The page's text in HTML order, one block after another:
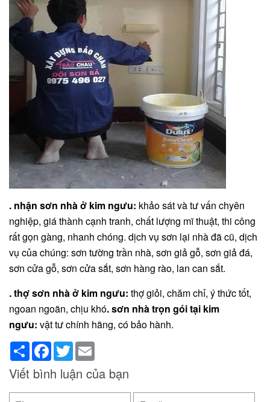
. nhận sơn nhà ở kim ngưu: khảo sát và tư vấn chyên
nghiệp, giá thành cạnh tranh, chất lượng mĩ thuật, thi công
rất gọn gàng, nhanh chóng. dịch vụ sơn lại nhà đã cũ, dịch
vụ của chúng: sơn tường trần nhà, sơn giả gỗ, sơn giả đá,
sơn cửa gỗ, sơn cửa sắt, sơn hàng rào, lan can sắt.
. thợ sơn nhà ở kim ngưu: thợ giỏi, chăm chỉ, ý thức tốt,
ngoan ngoãn, chịu khó. sơn nhà trọn gói tại kim
ngưu: vật tư chính hãng, có bảo hành.
ShareFacebook
Twitter
Viết bình luận của bạn